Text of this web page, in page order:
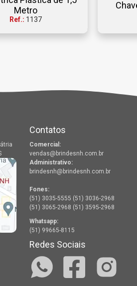
Metro
Ref.: 1137
Contatos
Comercial:
vendas@brindesnh.com.br
Administrativo:
brindesnh@brindesnh.com.br
Fones:
(51) 3035-5555 (51) 3036-2968
(51) 3065-2968 (51) 3595-2968
Whatsapp:
(51) 99665-8115
Redes Sociais